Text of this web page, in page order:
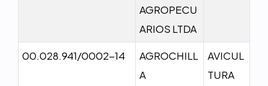
AGROPECU
ARIOS LTDA
00.028.941/0002-14
AGROCHILL
A
AVICUL
TURA